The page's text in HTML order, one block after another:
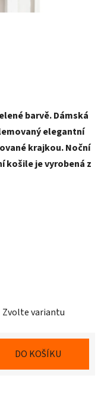
barvě. Dámská
elegantní
krajkou. Noční
košile je vyrobená z
Zvolte variantu
DO KOŠÍKU